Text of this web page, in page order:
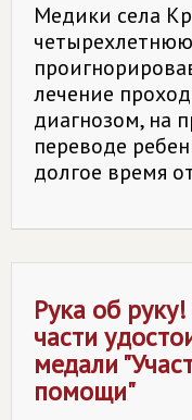
Медики села
лечение
диагнозом, на
переводе
долгое время
Рука об
части
медали
помощи"